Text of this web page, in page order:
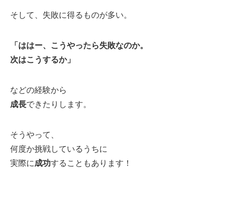
そして、失敗に得るものが多い。
「ははー、こうやったら失敗なのか。
次はこうするか」
などの経験から
成長できたりします。
そうやって、
何度か挑戦しているうちに
実際に成功することもあります！